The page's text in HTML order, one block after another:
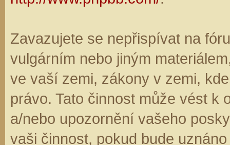
Zavazujete se nepřispívat na
vulgárním nebo jiným
ve vaší zemi, zákony v zemi,
právo. Tato činnost může vést k
a/nebo upozornění vašeho
vaši činnost, pokud bude